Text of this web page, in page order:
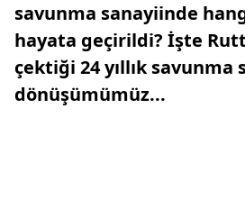
savunma sanayiinde
hayata geçirildi? İşte
çektiği 24 yıllık savunma
dönüşümümüz...